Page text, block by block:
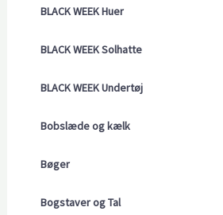
BLACK WEEK Huer
BLACK WEEK Solhatte
BLACK WEEK Undertøj
Bobslæde og kælk
Bøger
Bogstaver og Tal